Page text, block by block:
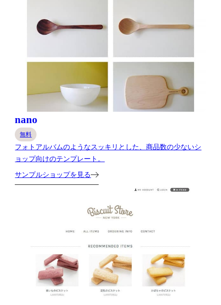
nano
無料
フォトアルバムのようなスッキリとした、商品数の少ないシ
ョップ向けのテンプレート。
サンプルショップを見る